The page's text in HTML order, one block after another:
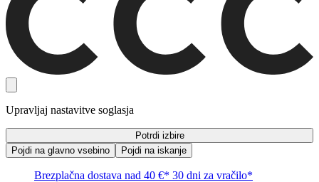
Upravljaj nastavitve soglasja
Potrdi izbire
Pojdi na glavno vsebino
Pojdi na iskanje
Brezplačna dostava nad 40 €* 30 dni za vračilo*